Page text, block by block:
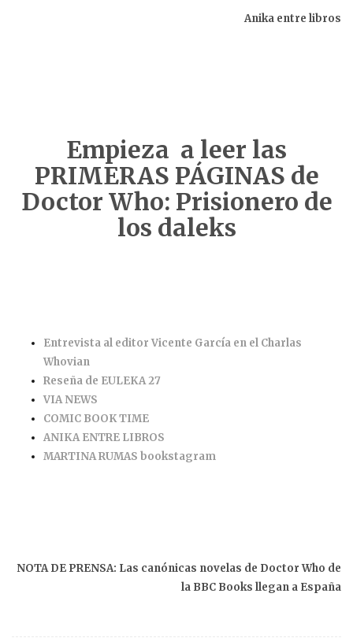
Anika entre libros
Empieza a leer las
PRIMERAS PÁGINAS de
Doctor Who: Prisionero de
los daleks
Entrevista al editor Vicente García en el Charlas
Whovian
Reseña de EULEKA 27
VIA NEWS
COMIC BOOK TIME
ANIKA ENTRE LIBROS
MARTINA RUMAS bookstagram
NOTA DE PRENSA: Las canónicas novelas de Doctor Who de
la BBC Books llegan a España